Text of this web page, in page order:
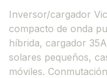
Inversor/cargador
compacto de onda
híbrida, cargador
solares pequeños,
móviles.